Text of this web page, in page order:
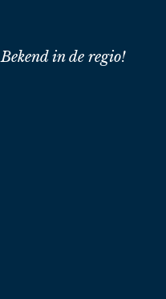
Bekend in de regio!